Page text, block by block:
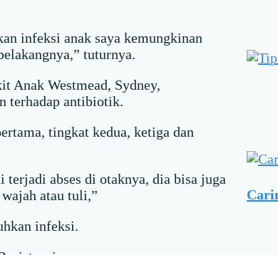
infeksi anak saya kemungkinan
tuturnya.
Anak Westmead, Sydney,
terhadap antibiotik.
tingkat kedua, ketiga dan
terjadi abses di otaknya, dia bisa juga
atau tuli,”
infeksi.